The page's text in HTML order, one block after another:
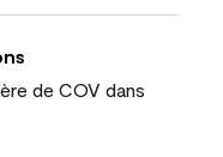
de COV dans